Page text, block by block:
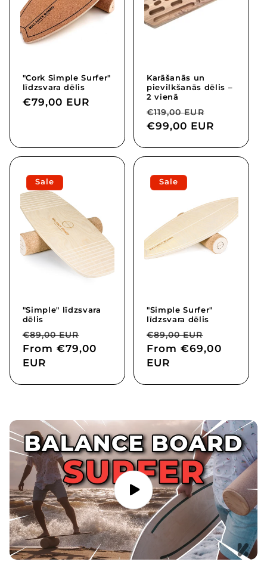
"Cork Simple Surfer"
līdzsvara dēlis
Regular
€79,00 EUR
Karāšanās un
pievilkšanās dēlis –
2 vienā
Regular
price
€119,00 EUR
price
€99,00 EUR
Sale
"Simple" līdzsvara
dēlis
Regular
price
€89,00 EUR
price
From€79,00
EUR
Sale
"Simple Surfer"
līdzsvara dēlis
Regular
price
€89,00 EUR
price
From€69,00
EUR